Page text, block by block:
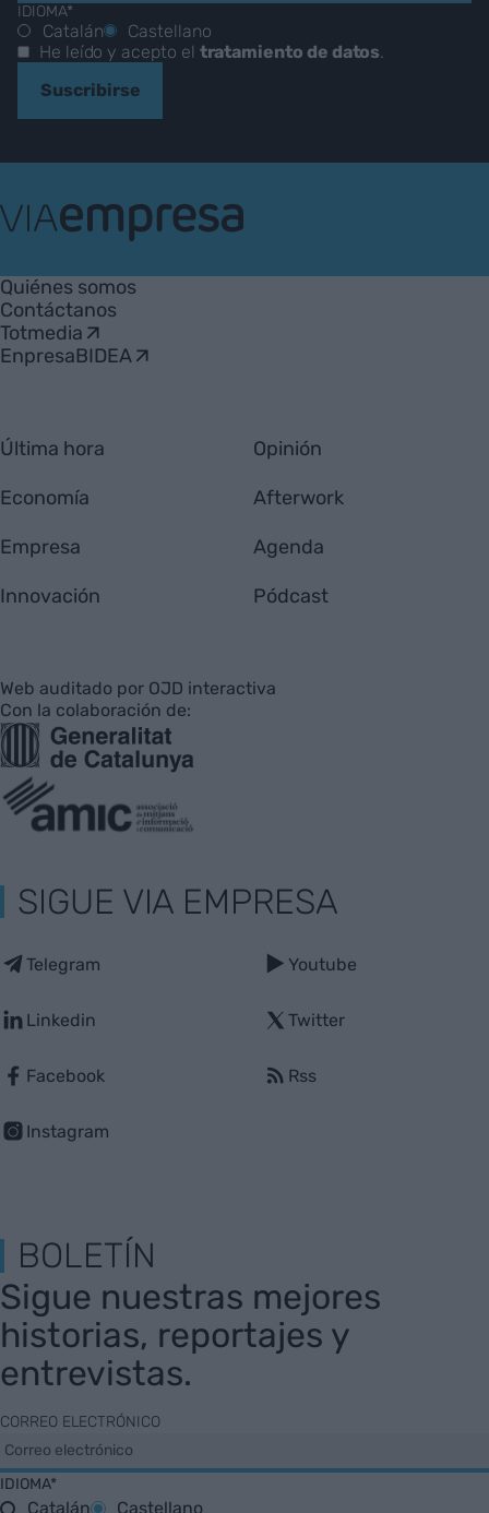
IDIOMA*
Catalán
Castellano
He leído y acepto el tratamiento de datos
Suscribirse
Empresa
Quiénes somos
Contáctanos
Totmedia
EnpresaBIDEA
Última hora
Economía
Empresa
Innovación
Opinión
Afterwork
Agenda
Pódcast
Web auditado por OJD interactiva
Con la colaboración de:
SIGUE VIA EMPRESA
Telegram
Linkedin
Facebook
Instagram
Youtube
Twitter
Rss
BOLETÍN
Sigue nuestras mejores
historias, reportajes y
entrevistas.
CORREO ELECTRÓNICO
IDIOMA*
Catalán Castellano